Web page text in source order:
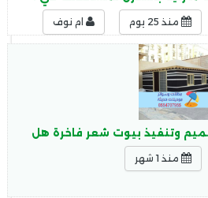
منذ 25 يوم ام نوف
وتنفيذ بيوت شعر فاخرة هل
منذ 1 شهر